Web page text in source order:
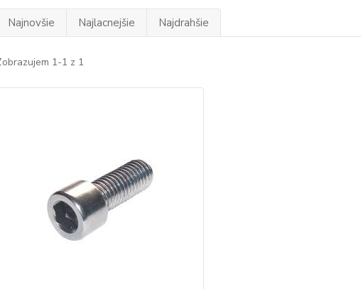
Najnovšie Najlacnejšie Najdrahšie
1-1 z 1